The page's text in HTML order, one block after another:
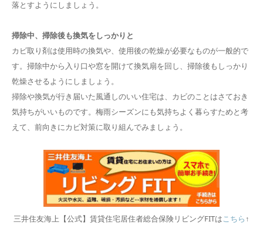
落とすようにしましょう。
掃除中、掃除後も換気をしっかりと
カビ取り剤は使用時の換気や、使用後の乾燥が必要なものが一般的で
す。掃除中から入り口や窓を開けて換気扇を回し、掃除後もしっかり
乾燥させるようにしましょう。
掃除や換気が行き届いた風通しのいい住宅は、カビのことはさておき
気持ちがいいものです。梅雨シーズンにも気持ちよく暮らすためと考
えて、前向きにカビ対策に取り組んでみましょう。
三井住友海上【公式】賃貸住宅居住者総合保険リビングFITは こちら ↑